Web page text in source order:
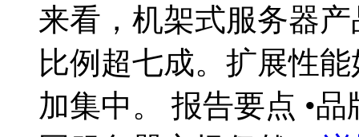
来看，机架式服务器
比例超七成。扩展性
加集中。 报告要点 •